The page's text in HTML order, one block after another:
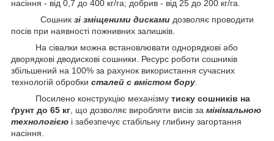
насіння - від 0,7 до 400 кг/га; добрив - від 25 до 200 кг/га.
Сошник зі зміщеними дисками дозволяє проводити
посів при наявності пожнивних залишків.
На сівалки можна встановлювати однорядкові або
дворядкові дводискові сошники. Ресурс роботи сошників
збільшений на 100% за рахунок використання сучасних
технологій обробки сталей c вмістом бору
Посилено конструкцію механізму тиску сошників на
ґрунт до 65 кг , що дозволяє виробляти висів за мінімальною
технологією і забезпечує стабільну глибину загортання
насіння.